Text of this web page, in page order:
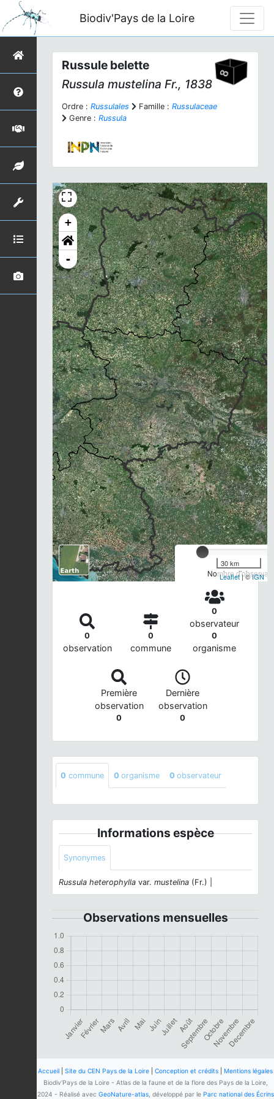
Biodiv'Pays de la Loire
Russule belette
Russula mustelina Fr., 1838
Ordre : Russulales Famille : Russulaceae
Genre : Russula
Chargement...
+
-
Nombre
30 km
Leaflet| ©IGN
0
observation
0
commune
0
observateur
0
organisme
Première
observation
0
Dernière
observation
0
0 commune 0 organisme 0 observateur
Informations espèce
Synonymes
Russula heterophylla var. mustelina (Fr.) |
Observations mensuelles
Accueil Site du CEN Pays de la Loire Conception et crédits
Mentions légales
Biodiv'Pays de la Loire - Atlas de la faune et de la flore des Pays de la Loire,
2024 - Réalisé avec GeoNature-atlas, développé par le Parc national des Écrins